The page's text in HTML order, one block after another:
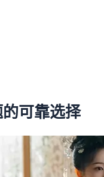
可靠选择